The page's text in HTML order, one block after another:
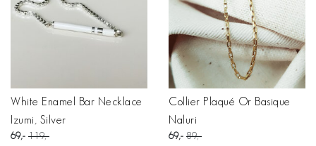
White Enamel Bar Necklace
Izumi, Silver
69 119
Collier Plaqué Or Basique
Naluri
69 89